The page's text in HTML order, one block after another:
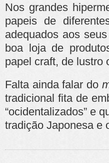
Nos grandes
papeis de
adequados aos
boa loja de
papel craft, de lustro
Falta ainda falar do
tradicional fita de
“ocidentalizados” e
tradição Japonesa e